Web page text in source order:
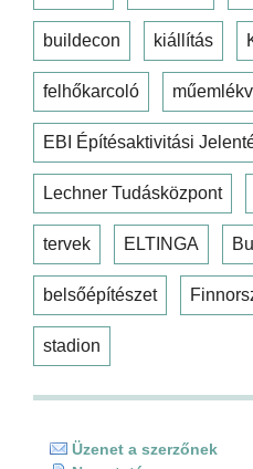
buildecon kiállítás
felhőkarcoló
EBI Építésaktivitási
Lechner Tudásközpont
tervek ELTINGA
belsőépítészet
stadion
Üzenet a szerzőnek